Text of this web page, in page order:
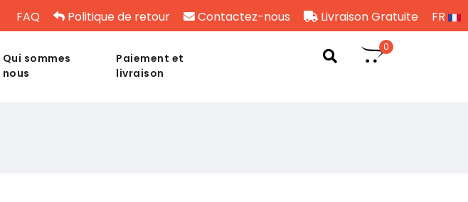
FAQ Politique de retour Contactez-nous Livraison Gratuite FR
Qui sommes
nous
Paiement et
livraison
0